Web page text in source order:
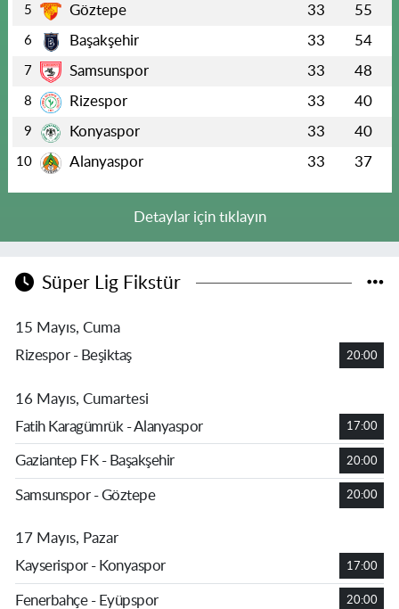
5 Göztepe 33 55
6 Başakşehir 33 54
7 Samsunspor 33 48
8 Rizespor 33 40
9 Konyaspor 33 40
10 Alanyaspor 33 37
Detaylar için tıklayın
Süper Lig Fikstür
15 Mayıs, Cuma
Rizespor - Beşiktaş
20:00
16 Mayıs, Cumartesi
Fatih Karagümrük - Alanyaspor
17:00
Gaziantep FK - Başakşehir 20:00
Samsunspor - Göztepe 20:00
17 Mayıs, Pazar
Kayserispor - Konyaspor
17:00
Fenerbahçe - Eyüpspor 20:00